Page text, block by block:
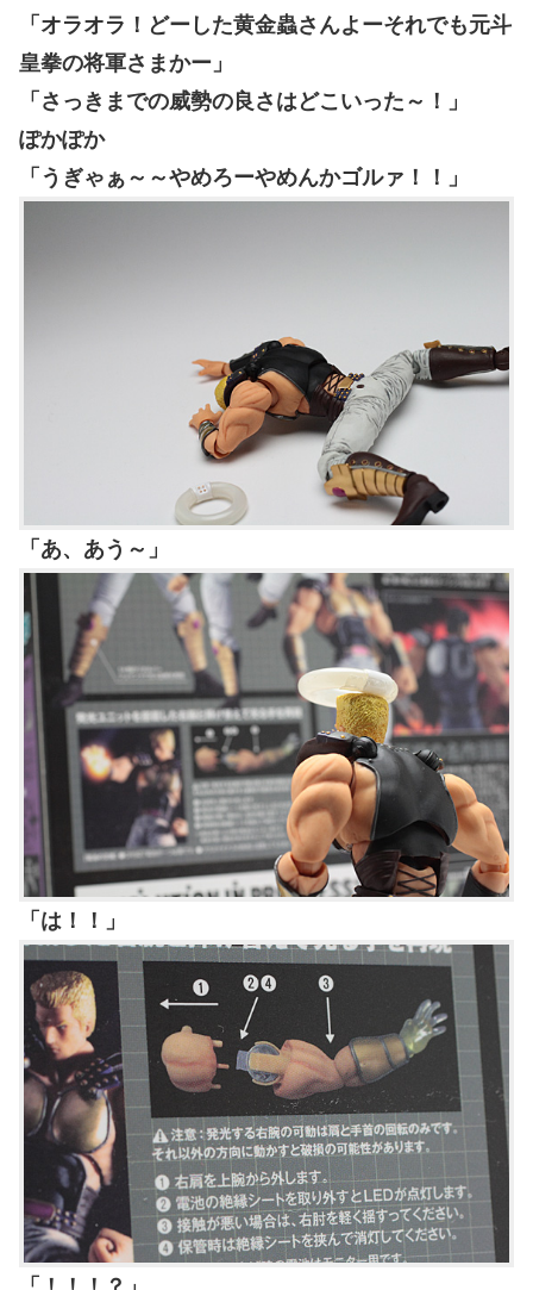
「オラオラ！どーした黄金蟲さんよーそれでも元斗
皇拳の将軍さまかー」
「さっきまでの威勢の良さはどこいった～！」
ぽかぽか
「うぎゃぁ～～やめろーやめんかゴルァ！！」
「あ、あう～」
「は！！」